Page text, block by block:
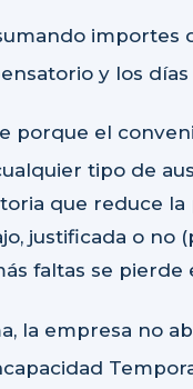
importes
y los días
porque el
tipo de
que reduce
justificada o no
faltas se pierde
la empresa no